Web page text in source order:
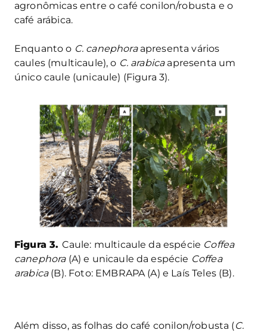
agronômicas entre o café conilon/robusta e o
café arábica.
Enquanto o C. canephoraapresenta vários
caules (multicaule), o C. arabicaapresenta um
único caule (unicaule) (Figura 3).
Figura 3. Caule: multicaule da espécie Coffea
canephora(A) e unicaule da espécie Coffea
arabica(B). Foto: EMBRAPA (A) e Laís Teles (B).
Além disso, as folhas do café conilon/robusta (C.